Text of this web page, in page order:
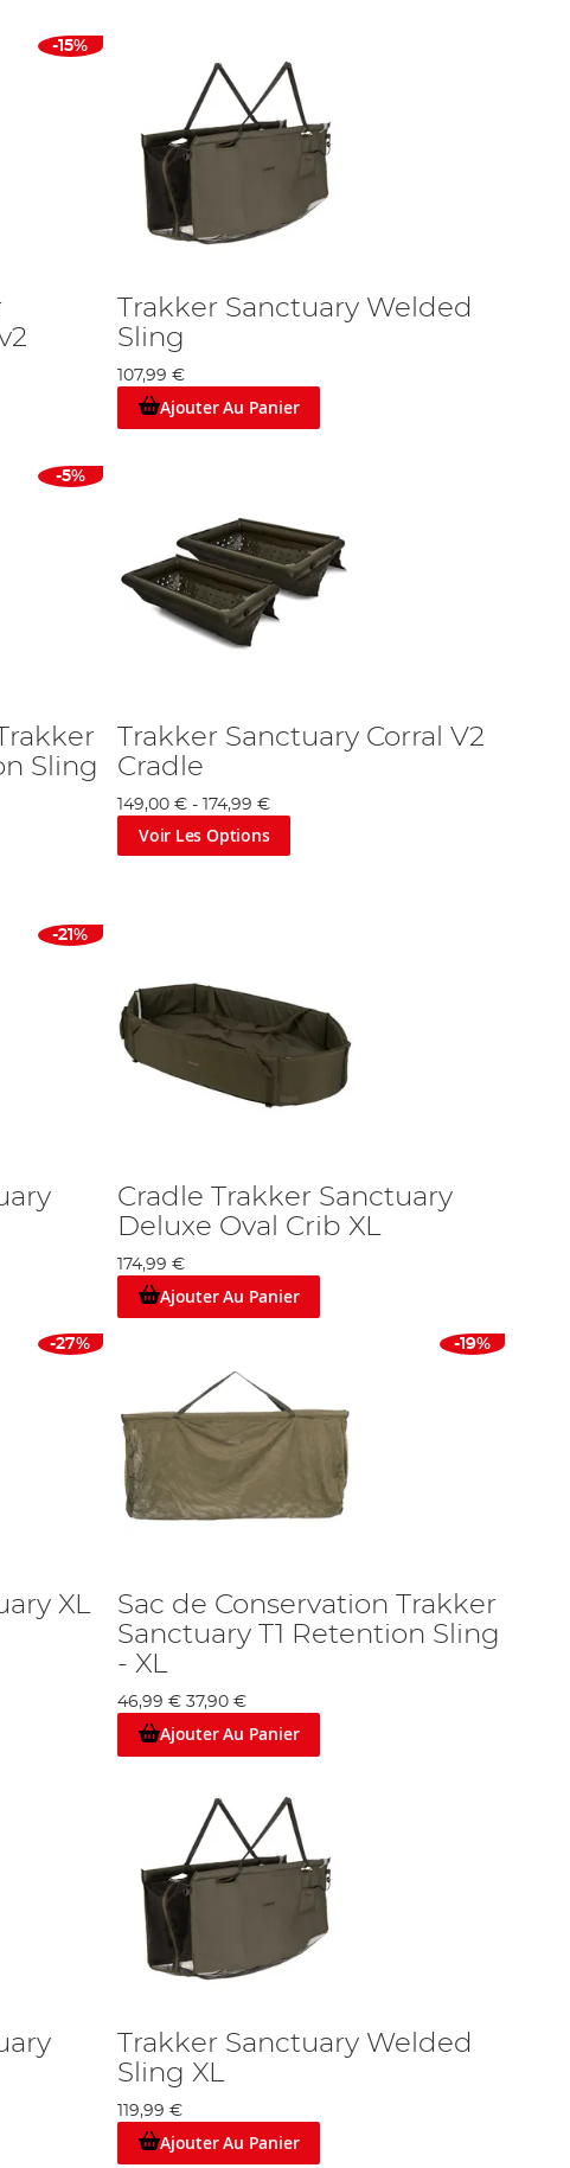
-15%
Trakker Sanctuary Welded
Sling
107,99 €
Ajouter Au Panier
-5%
Sling
Trakker Sanctuary Corral V2
Cradle
149,00 € - 174,99 €
Voir Les Options
-21%
Cradle Trakker Sanctuary
Deluxe Oval Crib XL
174,99 €
Ajouter Au Panier
-27%
XL
-19%
Sac de Conservation Trakker
Sanctuary T1 Retention Sling
- XL
46,99 € 37,90 €
Ajouter Au Panier
Trakker Sanctuary Welded
Sling XL
119,99 €
Ajouter Au Panier